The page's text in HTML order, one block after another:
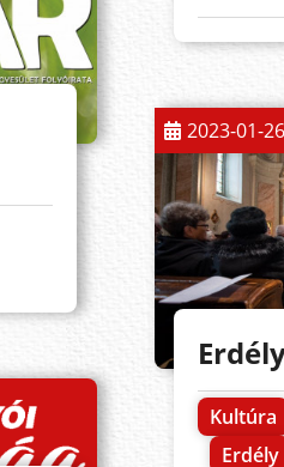
2023-01-26
Kultúra
Erdély